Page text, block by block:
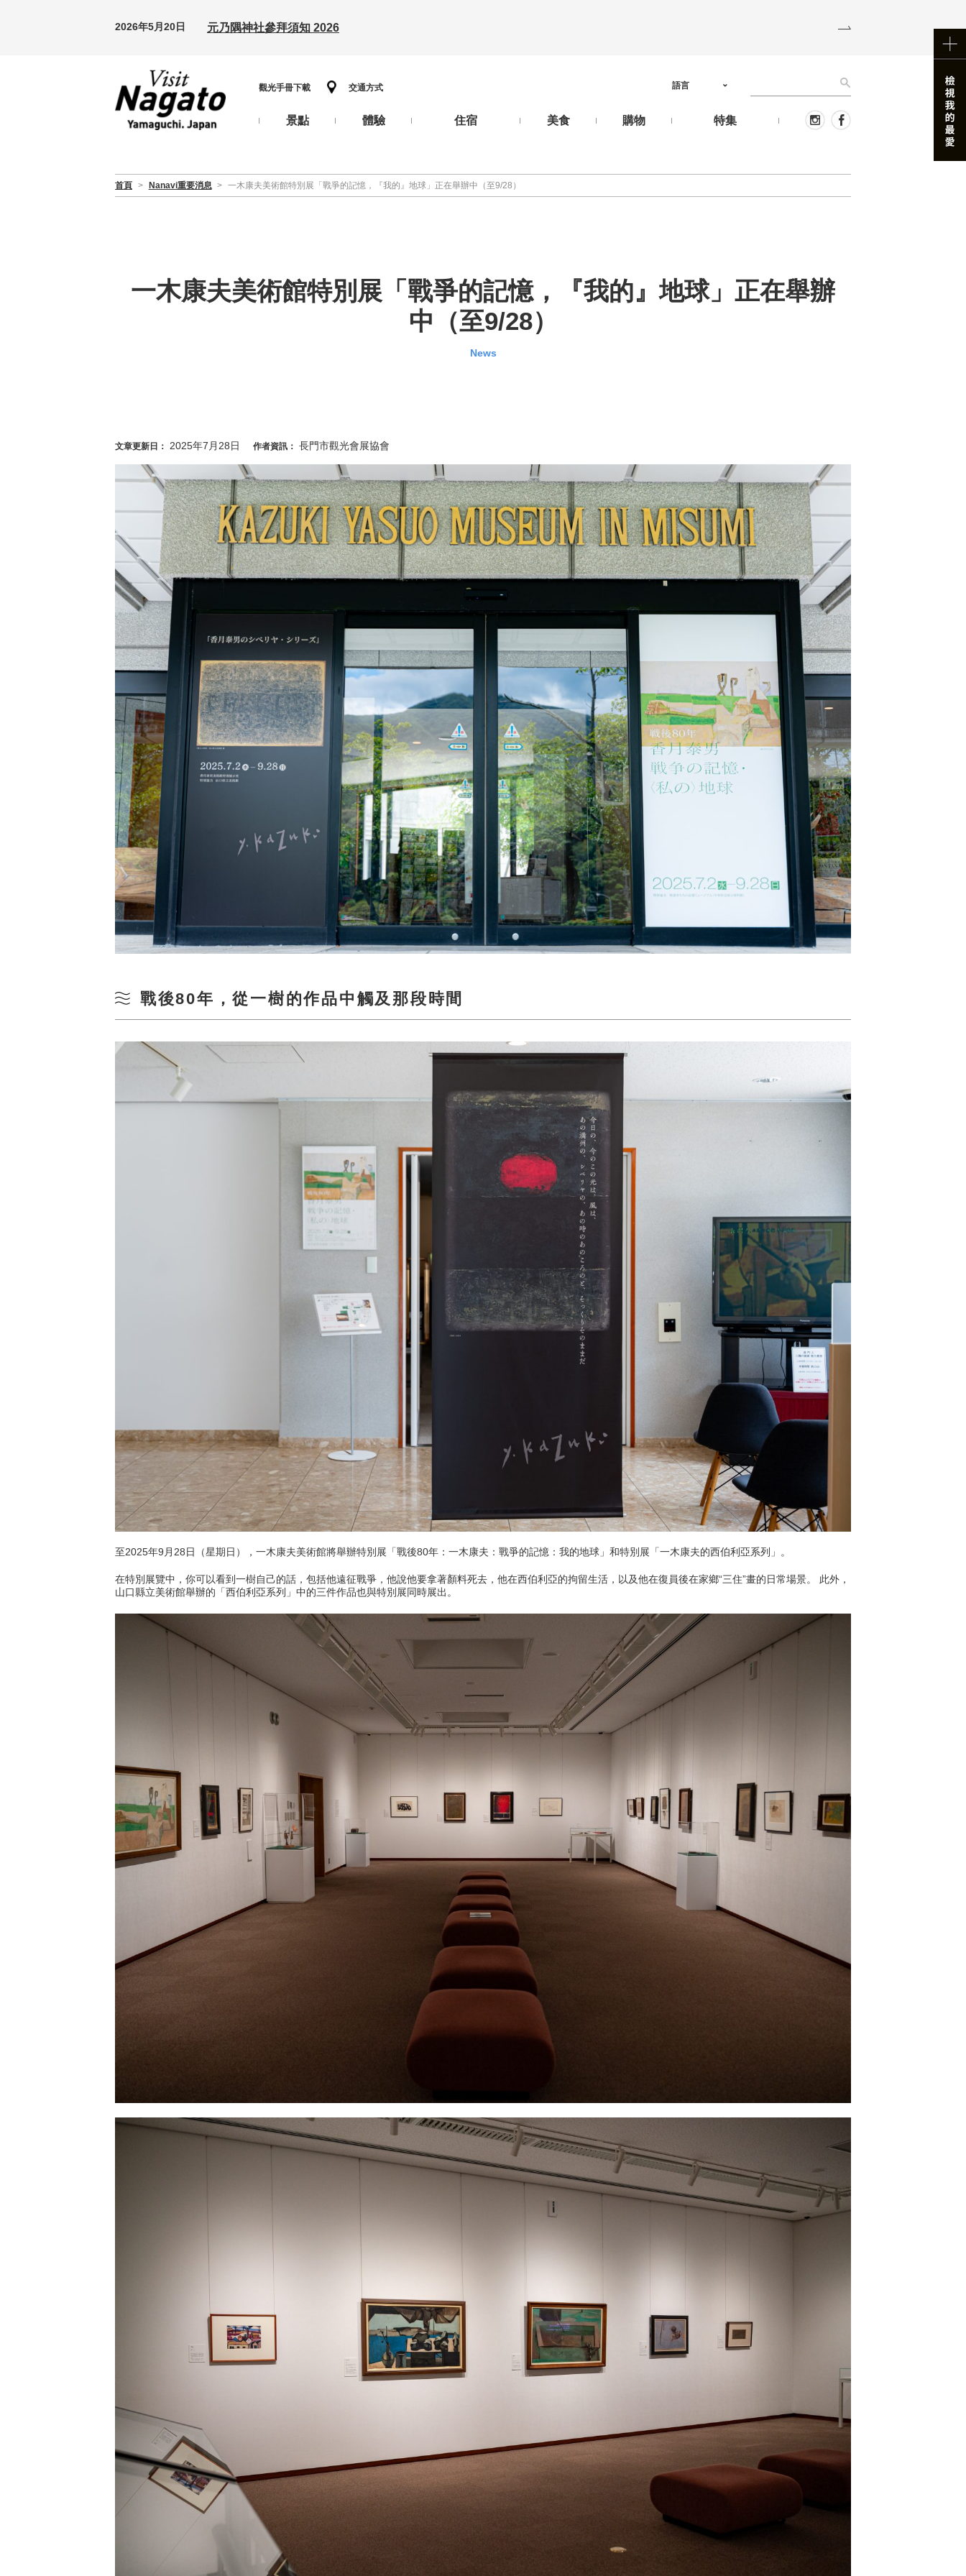
2026年5月20日 元乃隅神社參拜須知 2026
觀光手冊下載 交通方式
景點 體驗 住宿 美食 購物 特集
語言
首頁 > Nanavi重要消息 > 一木康夫美術館特別展「戰爭的記憶，『我的』地球」正在舉辦中（至9/28）
一木康夫美術館特別展「戰爭的記憶，『我的』地球」正在舉辦
中（至9/28）
News
文章更新日： 2025年7月28日 作者資訊： 長門市觀光會展協會
戰後80年，從一樹的作品中觸及那段時間
至2025年9月28日（星期日），一木康夫美術館將舉辦特別展「戰後80年：一木康夫：戰爭的記憶：我的地球」和特別展「一木康夫的西伯利亞系列」。
在特別展覽中，你可以看到一樹自己的話，包括他遠征戰爭，他說他要拿著顏料死去，他在西伯利亞的拘留生活，以及他在復員後在家鄉“三住”畫的日常場景。 此外，
山口縣立美術館舉辦的「西伯利亞系列」中的三件作品也與特別展同時展出。